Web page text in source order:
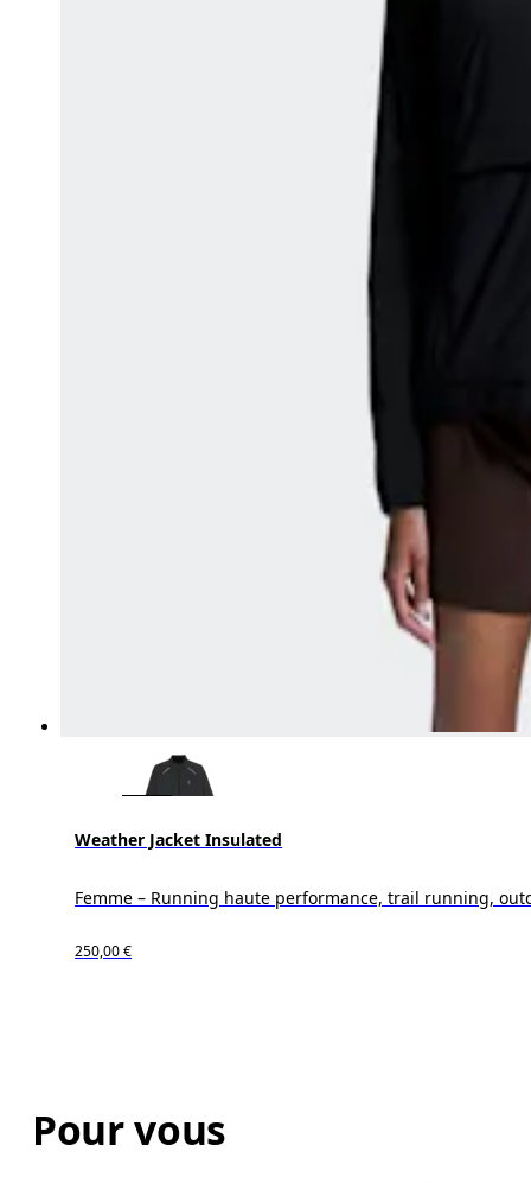
Weather Jacket Insulated
Femme – Running haute performance, trail running,
250,00 €
Pour vous